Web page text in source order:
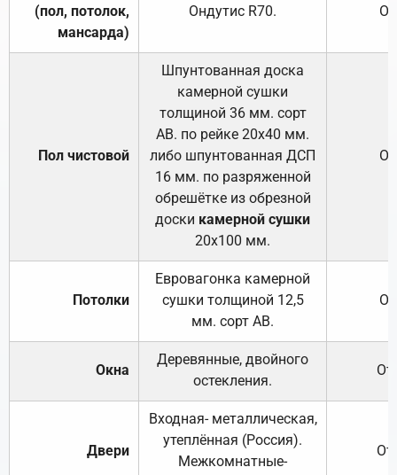
(пол, потолок,
мансарда)
Ондутис R70.
Пол чистовой
Шпунтованная доска
камерной сушки
толщиной 36 мм. сорт
АВ. по рейке 20х40 мм.
либо шпунтованная ДСП
16 мм. по разряженной
обрешётке из обрезной
доски камерной сушки
20х100 мм.
Потолки
Евровагонка камерной
сушки толщиной 12,5
мм. сорт АВ.
Окна
Деревянные, двойного
остекления.
Двери
Входная- металлическая,
утеплённая (Россия).
Межкомнатные-